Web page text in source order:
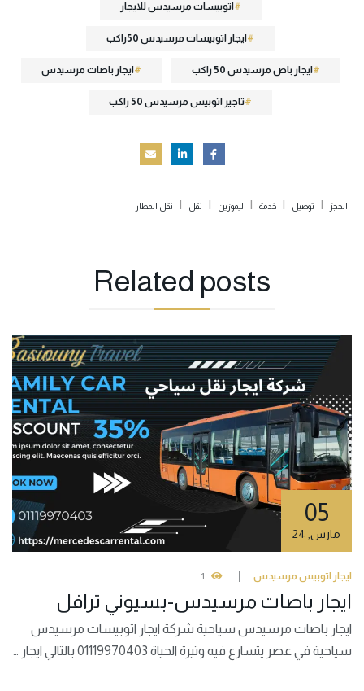
اتوبيسات مرسيدس للايجار
ايجار اتوبيسات مرسيدس 50راكب
ايجار باص مرسيدس 50 راكب ايجار باصات مرسيدس
تاجير اتوبيس مرسيدس 50 راكب
الحجز | توصيل | خدمة | ليموزين | نقل | نقل المطار
Related posts
05
مارس,
ايجار اتوبيس مرسيدس 1
ايجار باصات مرسيدس-بسيوني ترافل
ايجار باصات مرسيدس سياحية شركة ايجار اتوبيسات مرسيدس
سياحية في عصر يتسارع فيه وتيرة الحياة 01119970403 بالتالي ايجار …